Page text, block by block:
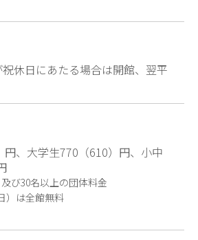
休日にあたる場合は開館、翌平
円、大学生770（610）円、小中
び30名以上の団体料金
）は全館無料